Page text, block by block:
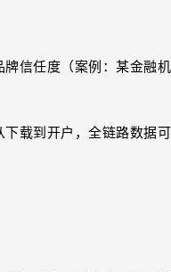
信任度（案例：某金融机
载到开户，全链路数据可